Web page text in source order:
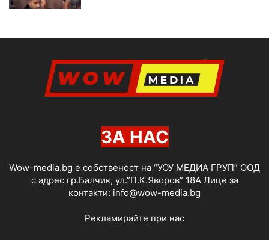
ЗА НАС
Wow-media.bg е собственост на “УОУ МЕДИА ГРУП” ООД
с адрес гр.Балчик, ул.”П.К.Яворов” 18А Лице за
контакти: info@wow-media.bg
Рекламирайте при нас